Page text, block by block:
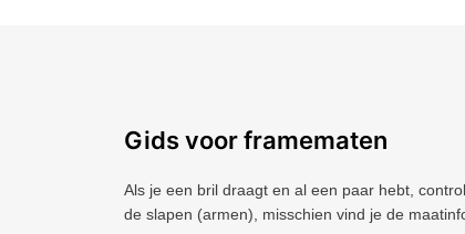
Gids voor framematen
Als je een bril draagt ​​en al een paar hebt,
de slapen (armen), misschien vind je de